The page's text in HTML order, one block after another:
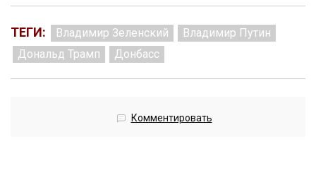
ТЕГИ: Владимир Зеленский
Владимир Путин
Дональд Трамп
Донбасс
Комментировать